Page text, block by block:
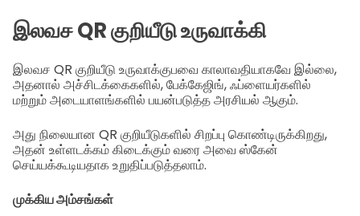
இலவச QR குறியீடு உருவாக்கி
இலவச QR குறியீடு உருவாக்குபவை காலாவதியாகவே இல்லை,
அதனால் அச்சிடக்கைகளில், பேக்கேஜிங், ஃப்ளையர்களில்
மற்றும் அடையாளங்களில் பயன்படுத்த அரசியல் ஆகும்.
அது நிலையான QR குறியீடுகளில் சிறப்பு கொண்டிருக்கிறது,
அதன் உள்ளடக்கம் கிடைக்கும் வரை அவை ஸ்கேன்
செய்யக்கூடியதாக உறுதிப்படுத்தலாம்.
முக்கிய அம்சங்கள்